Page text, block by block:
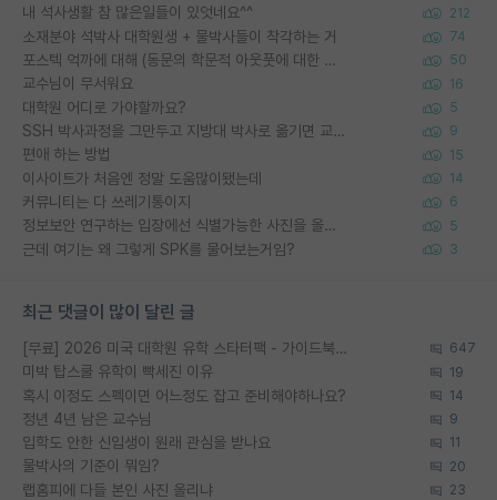
내 석사생활 참 많은일들이 있엇네요^^ 212
소재분야 석박사 대학원생 + 물박사들이 착각하는 거 74
포스텍 억까에 대해 (동문의 학문적 아웃풋에 대한 반박) 50
교수님이 무서워요 16
대학원 어디로 가야할까요? 5
SSH 박사과정을 그만두고 지방대 박사로 옮기면 교수의 꿈은 끝일까요? 9
편애 하는 방법 15
이사이트가 처음엔 정말 도움많이됐는데 14
커뮤니티는 다 쓰레기통이지 6
정보보안 연구하는 입장에선 식별가능한 사진을 올리는건 비추이긴함 5
근데 여기는 왜 그렇게 SPK를 물어보는거임? 3
최근 댓글이 많이 달린 글
[무료] 2026 미국 대학원 유학 스타터팩 - 가이드북 & 합격자 컨택메일 템플릿 647
미박 탑스쿨 유학이 빡세진 이유 19
혹시 이정도 스펙이면 어느정도 잡고 준비해야하나요? 14
정년 4년 남은 교수님 9
입학도 안한 신입생이 원래 관심을 받나요 11
물박사의 기준이 뭐임? 20
랩홈피에 다들 본인 사진 올리냐 23